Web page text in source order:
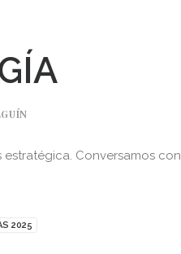
Conversamos con
2025